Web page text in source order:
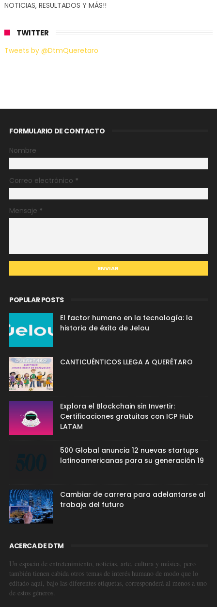
NOTICIAS, RESULTADOS Y MÁS!!
TWITTER
Tweets by @DtmQueretaro
FORMULARIO DE CONTACTO
Nombre
Correo electrónico *
Mensaje *
POPULAR POSTS
El factor humano en la tecnología: la
historia de éxito de Jelou
CANTICUÉNTICOS LLEGA A QUERÉTARO
Explora el Blockchain sin Invertir:
Certificaciones gratuitas con ICP Hub
LATAM
500 Global anuncia 12 nuevas startups
latinoamericanas para su generación 19
Cambiar de carrera para adelantarse al
trabajo del futuro
ACERCA DE DTM
Un espacio de entretenimiento, noticias, arte, cultura y música, pero
también tienen cabida otros temas de interés humano de modo que lo
editado aquí, bajo las diferentes etiquetas, corresponderá al menos a uno
de estos géneros.